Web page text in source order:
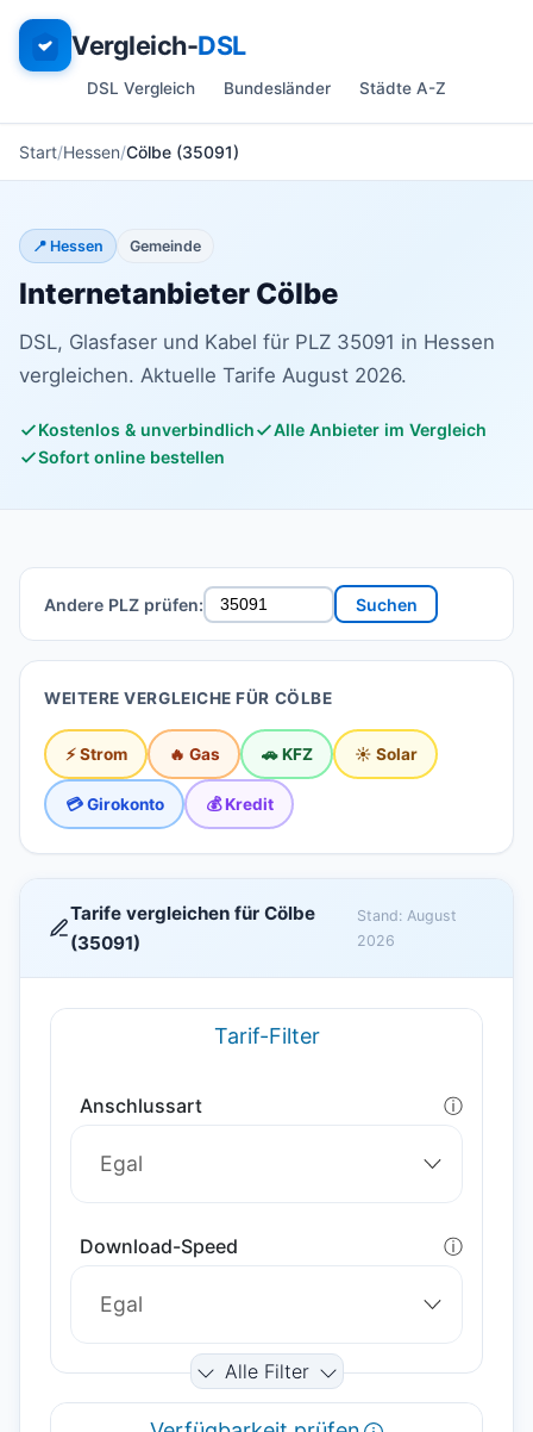
Vergleich-DSL
DSL Vergleich Bundesländer Städte A-Z
Start Hessen Cölbe (35091)
📍 Hessen Gemeinde
Internetanbieter Cölbe
DSL, Glasfaser und Kabel für PLZ 35091 in Hessen
vergleichen. Aktuelle Tarife August 2026.
Kostenlos & unverbindlich
Alle Anbieter im Vergleich
Sofort online bestellen
Andere PLZ prüfen: Suchen
WEITERE VERGLEICHE FÜR CÖLBE
⚡ Strom 🔥 Gas 🚗 KFZ ☀️ Solar
💳 Girokonto 💰 Kredit
Tarife vergleichen für Cölbe
(35091)
Stand: August
2026